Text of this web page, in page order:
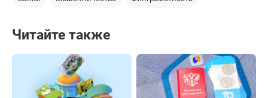
Читайте также